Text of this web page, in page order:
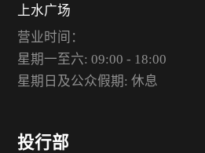
上水广场
营业时间：
星期一至六: 09:00 - 18:00
星期日及公众假期: 休息
投行部